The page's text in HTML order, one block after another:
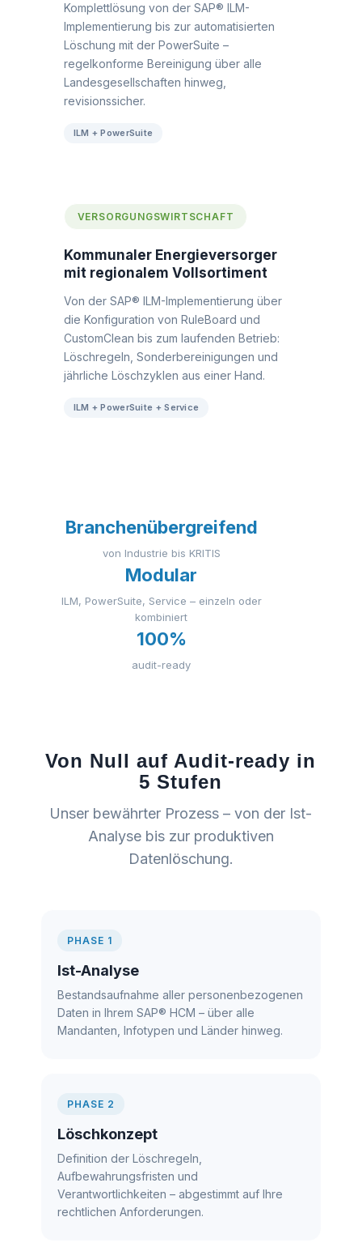
Komplettlösung von der SAP® ILM-
Implementierung bis zur automatisierten
Löschung mit der PowerSuite –
regelkonforme Bereinigung über alle
Landesgesellschaften hinweg,
revisionssicher.
ILM + PowerSuite
VERSORGUNGSWIRTSCHAFT
Kommunaler Energieversorger
mit regionalem Vollsortiment
Von der SAP® ILM-Implementierung über
die Konfiguration von RuleBoard und
CustomClean bis zum laufenden Betrieb:
Löschregeln, Sonderbereinigungen und
jährliche Löschzyklen aus einer Hand.
ILM + PowerSuite + Service
Branchenübergreifend
von Industrie bis KRITIS
Modular
ILM, PowerSuite, Service – einzeln oder
kombiniert
100%
audit-ready
Von Null auf Audit-ready in
5 Stufen
Unser bewährter Prozess – von der Ist-
Analyse bis zur produktiven
Datenlöschung.
PHASE 1
Ist-Analyse
Bestandsaufnahme aller personenbezogenen
Daten in Ihrem SAP® HCM – über alle
Mandanten, Infotypen und Länder hinweg.
PHASE 2
Löschkonzept
Definition der Löschregeln,
Aufbewahrungsfristen und
Verantwortlichkeiten – abgestimmt auf Ihre
rechtlichen Anforderungen.